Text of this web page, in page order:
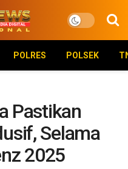
POLRES POLSEK
Pastikan
Selama
2025